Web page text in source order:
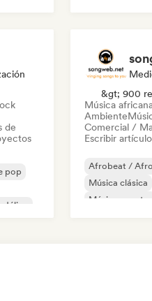
de
pop
&gt; 900
Música
Ambiente
Comercial /
Escribir
Afrobeat /
Música clásica
Música country